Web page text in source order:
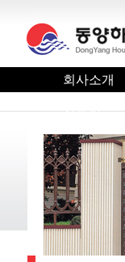
회사소개
자료실